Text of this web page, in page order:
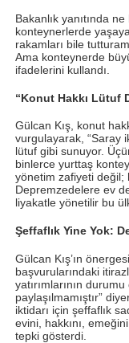
Bakanlık yanıtında
konteynerlerde
rakamları bile
Ama konteynerde
ifadelerini kullandı.
“Konut Hakkı Lütuf
Gülcan Kış, konut
vurgulayarak, “Saray
lütuf gibi sunuyor.
binlerce yurttaş
yönetim zafiyeti değil;
Depremzedelere ev
liyakatle yönetilir bu
Şeffaflık Yine Yok:
Gülcan Kış’ın
başvurularındaki
yatırımlarının
paylaşılmamıştır”
iktidarı için şeffaflık
evini, hakkını,
tepki gösterdi.